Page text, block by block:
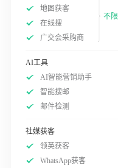
地图获客
在线搜
广交会采购商
不限
AI工具
AI智能营销助手
智能搜邮
邮件检测
社媒获客
领英获客
WhatsApp获客